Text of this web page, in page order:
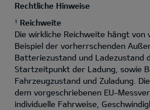
Rechtliche Hinweise
1 Reichweite
Die wirkliche Reichweite hängt von
Beispiel der vorherrschenden
Batteriezustand und Ladezustand
Startzeitpunkt der Ladung, sowie
Fahrzeugzustand und Zuladung.
dem vorgeschriebenen EU-
individuelle Fahrweise,